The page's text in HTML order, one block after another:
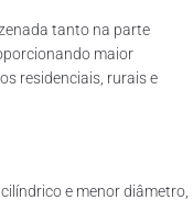
tanto na parte
maior
residenciais, rurais e
e menor diâmetro,